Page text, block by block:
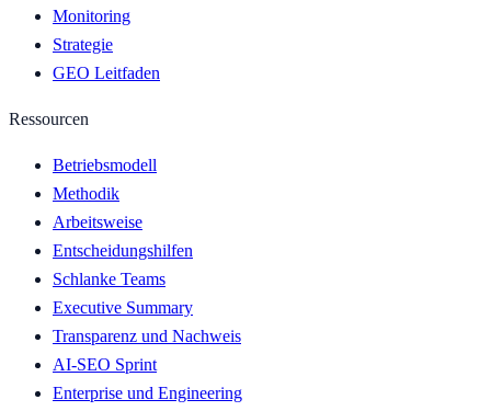
Monitoring
Strategie
GEO Leitfaden
Ressourcen
Betriebsmodell
Methodik
Arbeitsweise
Entscheidungshilfen
Schlanke Teams
Executive Summary
Transparenz und Nachweis
AI-SEO Sprint
Enterprise und Engineering